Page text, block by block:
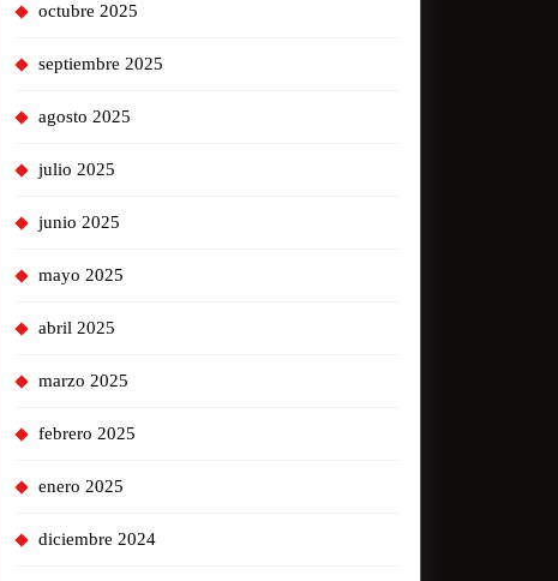
octubre 2025
septiembre 2025
agosto 2025
julio 2025
junio 2025
mayo 2025
abril 2025
marzo 2025
febrero 2025
enero 2025
diciembre 2024